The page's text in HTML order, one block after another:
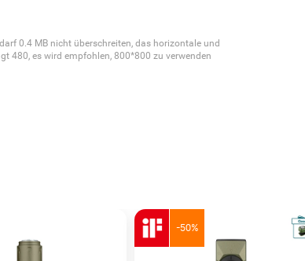
0.4 MB nicht überschreiten, das horizontale und
480, es wird empfohlen, 800*800 zu verwenden
-50%